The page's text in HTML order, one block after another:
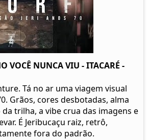
VOCÊ NUNCA VIU - ITACARÉ -
Tá no ar uma viagem visual
Grãos, cores desbotadas, alma
da trilha, a vibe crua das imagens e
É Jeribucaçu raiz, retrô,
fora do padrão.